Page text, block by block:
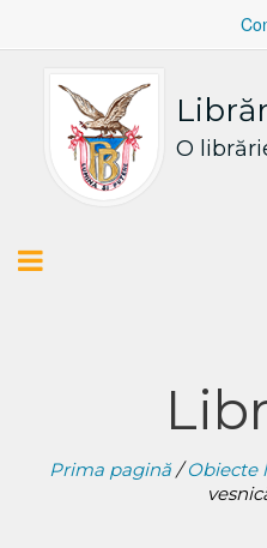
O
Prima pagină /Obiecte